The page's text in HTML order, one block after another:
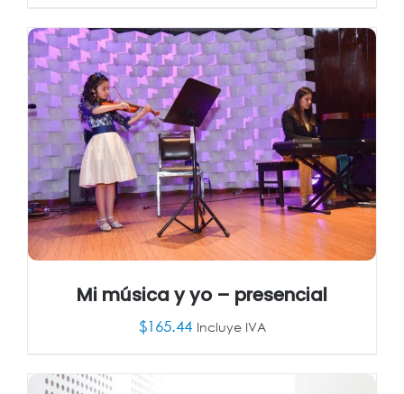
AÑADIR AL CARRITO / DETALLES
AÑADIR AL CARRITO
Mi música y yo – presencial
$165.44 Incluye IVA